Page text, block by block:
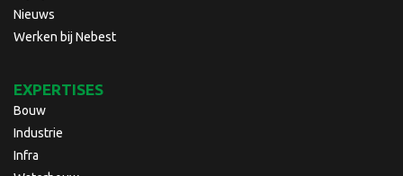
Nieuws
Werken bij Nebest
EXPERTISES
Bouw
Industrie
Infra